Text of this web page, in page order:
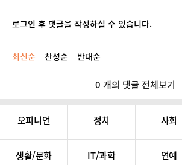
로그인 후 댓글을 작성하실 수 있습니다.
최신순 찬성순 반대순
0 개의 댓글 전체보기
오피니언 정치 사회
생활/문화 IT/과학 연예